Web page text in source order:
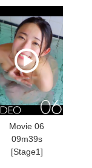
Movie 06
09m39s
[Stage1]